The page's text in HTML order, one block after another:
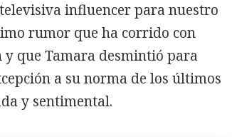
influencer para nuestro
rumor que ha corrido con
que Tamara desmintió para
a su norma de los últimos
y sentimental.